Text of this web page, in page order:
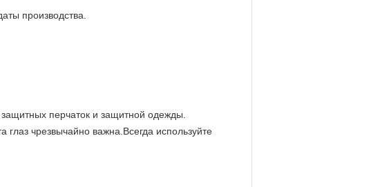
производства.
перчаток и защитной одежды.
чрезвычайно важна.Всегда используйте